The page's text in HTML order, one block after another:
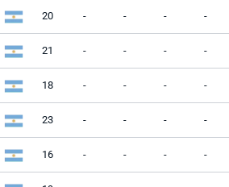
20 - - - -
21 - - - -
18 - - - -
23 - - - -
16 - - - -